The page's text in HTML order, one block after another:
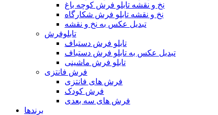
نخ و نقشه تابلو فرش کوچه باغ
نخ و نقشه تابلو فرش شکارگاه
تبدیل عکس به نخ و نقشه
تابلوفرش
تابلو فرش دستباف
تبدیل عکس به تابلو فرش دستباف
تابلو فرش ماشینی
فرش فانتزی
فرش های فانتزی
فرش کودک
فرش های سه بعدی
برندها